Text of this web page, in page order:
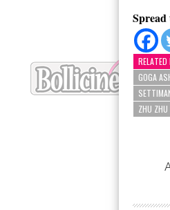
Spread
GOGA
ZHU ZHU